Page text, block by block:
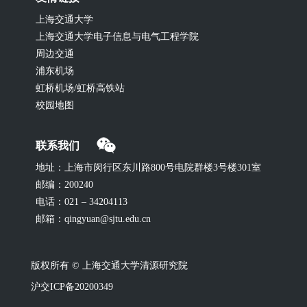
上海交通大学
上海交通大学电子信息与电气工程学院
周边交通
浦东机场
虹桥机场/虹桥高铁站
校园地图
联系我们
地址：上海市闵行区东川路800号电院群楼3号楼301室
邮编：200240
电话：021 – 34204113
邮箱：qingyuan@sjtu.edu.cn
版权所有 © 上海交通大学清源研究院
沪交ICP备20200349